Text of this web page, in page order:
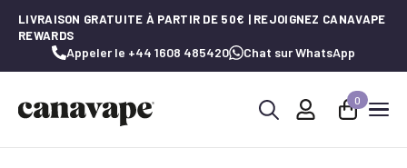
LIVRAISON GRATUITE À PARTIR DE 50€ | REJOIGNEZ CANAVAPE
REWARDS
Appeler le +44 1608 485420 Chat sur WhatsApp
0